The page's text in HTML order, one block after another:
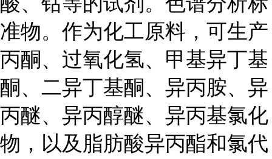
准物。作为化工原料，可生产
丙酮、过氧化氢、甲基异丁基
酮、二异丁基酮、异丙胺、异
丙醚、异丙醇醚、异丙基氯化
物，以及脂肪酸异丙酯和氯代